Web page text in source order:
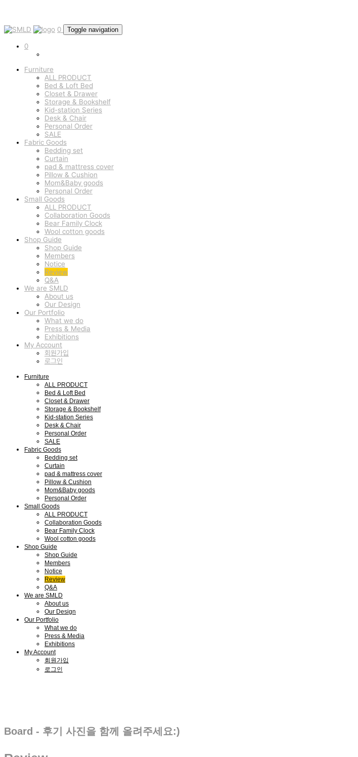
0 Toggle navigation
0
Furniture
ALL PRODUCT
Bed & Loft Bed
Closet & Drawer
Storage & Bookshelf
Kid-station Series
Desk & Chair
Personal Order
SALE
Fabric Goods
Bedding set
Curtain
pad & mattress cover
Pillow & Cushion
Mom&Baby goods
Personal Order
Small Goods
ALL PRODUCT
Collaboration Goods
Bear Family Clock
Wool cotton goods
Shop Guide
Shop Guide
Members
Notice
Review
Q&A
We are SMLD
About us
Our Design
Our Portfolio
What we do
Press & Media
Exhibitions
My Account
회원가입
로그인
Furniture
ALL PRODUCT
Bed & Loft Bed
Closet & Drawer
Storage & Bookshelf
Kid-station Series
Desk & Chair
Personal Order
SALE
Fabric Goods
Bedding set
Curtain
pad & mattress cover
Pillow & Cushion
Mom&Baby goods
Personal Order
Small Goods
ALL PRODUCT
Collaboration Goods
Bear Family Clock
Wool cotton goods
Shop Guide
Shop Guide
Members
Notice
Review
Q&A
We are SMLD
About us
Our Design
Our Portfolio
What we do
Press & Media
Exhibitions
My Account
회원가입
로그인
Board - 후기 사진을 함께 올려주세요:)